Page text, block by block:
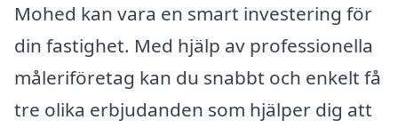
Mohed kan vara en smart investering för
din fastighet. Med hjälp av professionella
måleriföretag kan du snabbt och enkelt få
tre olika erbjudanden som hjälper dig att